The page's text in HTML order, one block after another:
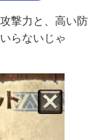
撃力と、高い防
らないじゃ